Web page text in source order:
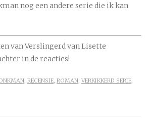
nog een andere serie die ik kan
van Verslingerd van Lisette
in de reacties!
RECENSIE ROMAN VERKIKKERD SERIE